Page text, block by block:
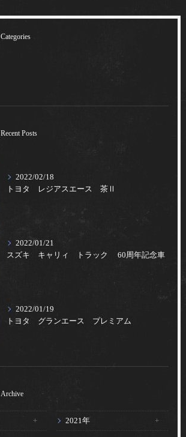
Categories
Recent Posts
2022/02/18
トヨタ レジアスエース 茶Ⅱ
2022/01/21
スズキ キャリィ トラック 60周年記念車
2022/01/19
トヨタ グランエース プレミアム
Archive
2021年